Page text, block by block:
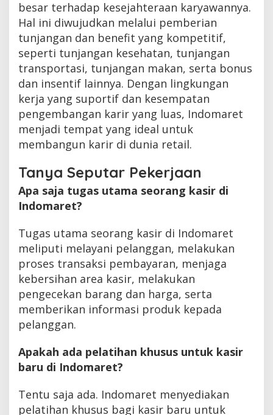
besar terhadap kesejahteraan karyawannya.
Hal ini diwujudkan melalui pemberian
tunjangan dan benefit yang kompetitif,
seperti tunjangan kesehatan, tunjangan
transportasi, tunjangan makan, serta bonus
dan insentif lainnya. Dengan lingkungan
kerja yang suportif dan kesempatan
pengembangan karir yang luas, Indomaret
menjadi tempat yang ideal untuk
membangun karir di dunia retail.
Tanya Seputar Pekerjaan
Apa saja tugas utama seorang kasir di
Indomaret?
Tugas utama seorang kasir di Indomaret
meliputi melayani pelanggan, melakukan
proses transaksi pembayaran, menjaga
kebersihan area kasir, melakukan
pengecekan barang dan harga, serta
memberikan informasi produk kepada
pelanggan.
Apakah ada pelatihan khusus untuk kasir
baru di Indomaret?
Tentu saja ada. Indomaret menyediakan
pelatihan khusus bagi kasir baru untuk